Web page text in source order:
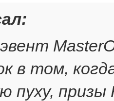
в том,
пуху,